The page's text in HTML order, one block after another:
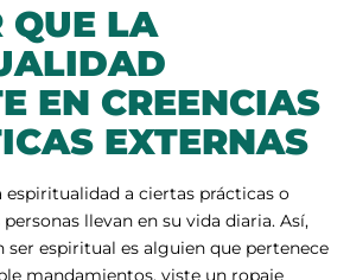
QUE LA
EN CREENCIAS
EXTERNAS
espiritualidad a ciertas prácticas o
llevan en su vida diaria. Así,
ser espiritual es alguien que pertenece
mandamientos, viste un ropaje